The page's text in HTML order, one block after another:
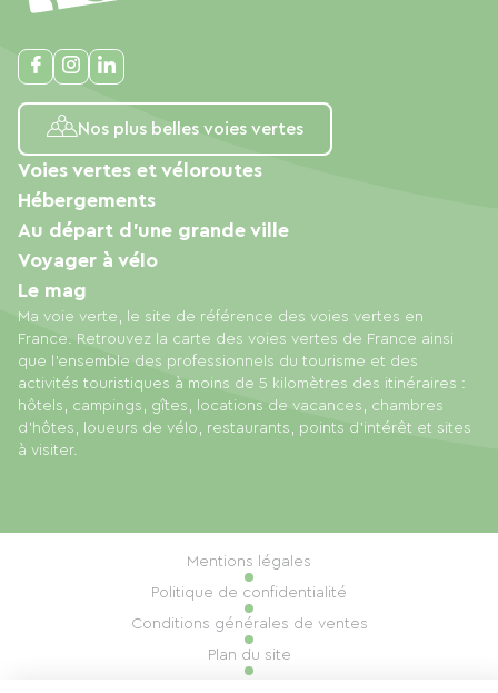
Nos plus belles voies vertes
Ma voie verte, le site de référence des voies vertes en
France. Retrouvez la carte des voies vertes de France ainsi
que l'ensemble des professionnels du tourisme et des
activités touristiques à moins de 5 kilomètres des itinéraires :
hôtels, campings, gîtes, locations de vacances, chambres
d'hôtes, loueurs de vélo, restaurants, points d'intérêt et sites
à visiter.
Voies vertes et véloroutes
Hébergements
Au départ d'une grande ville
Voyager à vélo
Le mag
Mentions légales
Politique de confidentialité
Conditions générales de ventes
Plan du site